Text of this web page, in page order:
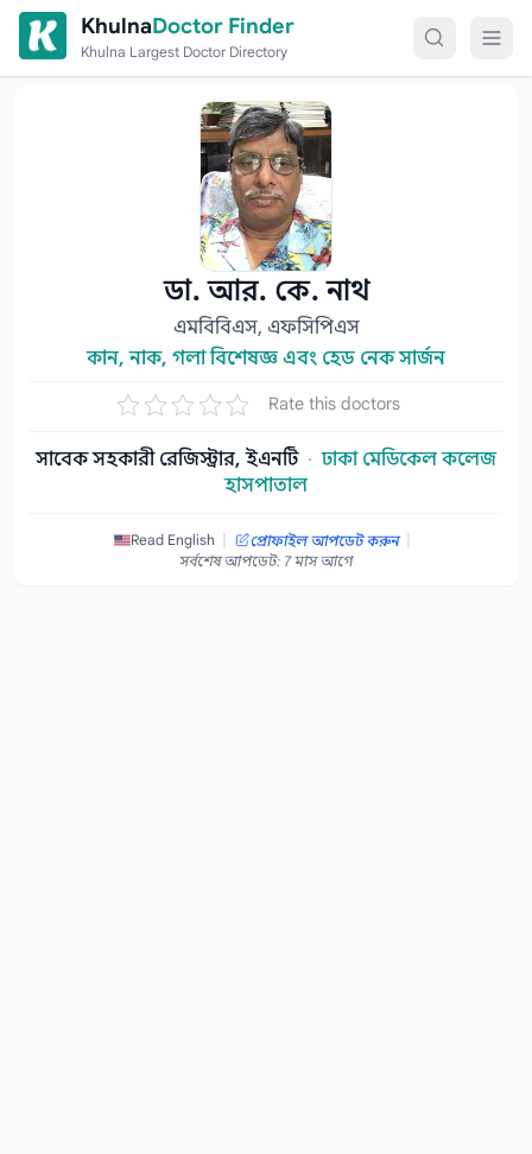
Skip to content
KhulnaDoctor Finder
Khulna Largest Doctor Directory
ডা. আর. কে. নাথ
এমবিবিএস, এফসিপিএস
কান, নাক, গলা বিশেষজ্ঞ এবং হেড নেক সার্জন
Rate this doctors
সাবেক সহকারী রেজিস্ট্রার, ইএনটি · ঢাকা মেডিকেল কলেজ
হাসপাতাল
Read English | প্রোফাইল আপডেট করুন |
সর্বশেষ আপডেট: 7 মাস আগে